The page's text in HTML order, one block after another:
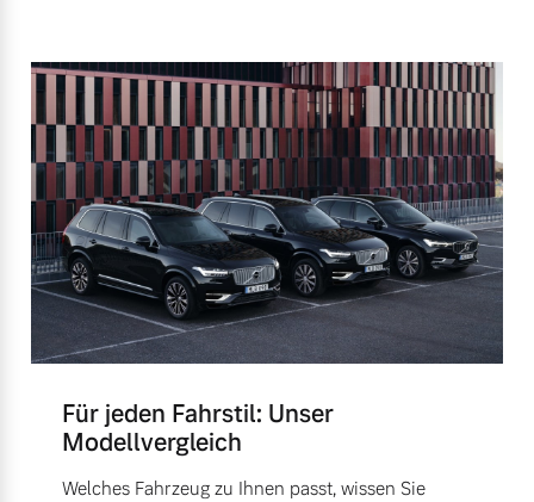
Für jeden Fahrstil: Unser
Modellvergleich
Welches Fahrzeug zu Ihnen passt, wissen Sie